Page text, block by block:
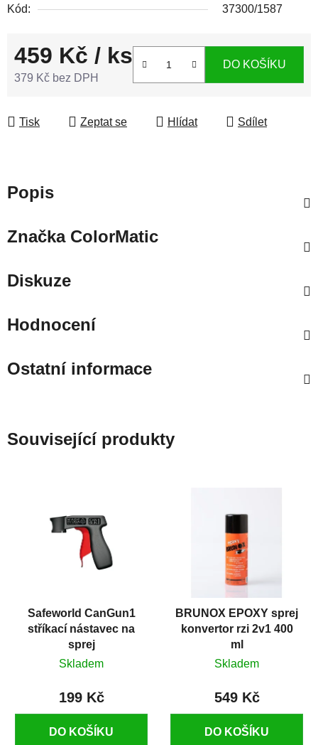
Kód:
37300/1587
459 Kč / ks
379 Kč bez DPH
DO KOŠÍKU
Tisk Zeptat se Hlídat Sdílet
Popis
ZnačkaColorMatic
Diskuze
Hodnocení
Ostatní informace
Související produkty
Safeworld CanGun1
stříkací nástavec na
sprej
Skladem
199 Kč
DO KOŠÍKU
BRUNOX EPOXY sprej
konvertor rzi 2v1 400
ml
Skladem
549 Kč
DO KOŠÍKU